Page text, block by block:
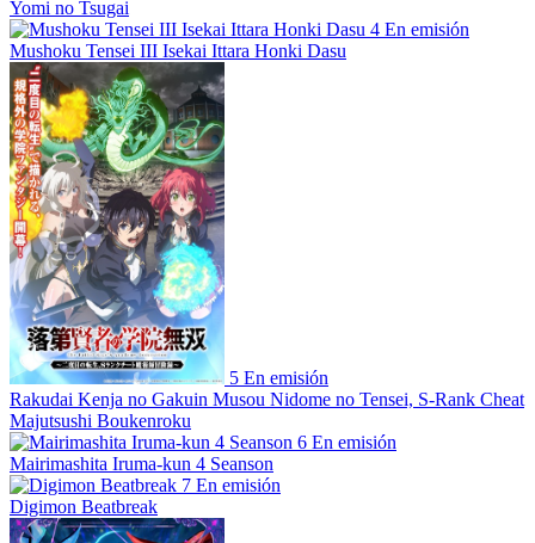
Yomi no Tsugai
4 En emisión
Mushoku Tensei III Isekai Ittara Honki Dasu
5 En emisión
Rakudai Kenja no Gakuin Musou Nidome no Tensei, S-Rank Cheat
Majutsushi Boukenroku
6 En emisión
Mairimashita Iruma-kun 4 Seanson
7 En emisión
Digimon Beatbreak